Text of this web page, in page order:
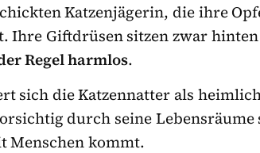
Katzenjägerin, die ihre
Ihre Giftdrüsen sitzen zwar hinten
Regel harmlos.
sich die Katzennatter als
durch seine
Menschen kommt.